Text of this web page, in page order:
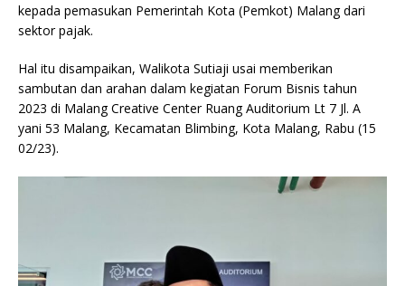
kepada pemasukan Pemerintah Kota (Pemkot) Malang dari
sektor pajak.
Hal itu disampaikan, Walikota Sutiaji usai memberikan
sambutan dan arahan dalam kegiatan Forum Bisnis tahun
2023 di Malang Creative Center Ruang Auditorium Lt 7 Jl. A
yani 53 Malang, Kecamatan Blimbing, Kota Malang, Rabu (15
02/23).